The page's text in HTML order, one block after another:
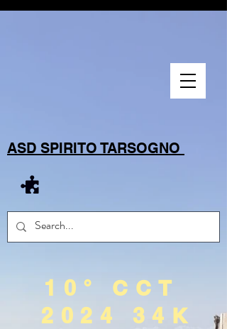
ASD SPIRITO TARSOGNO
10° CCT
2024 34K